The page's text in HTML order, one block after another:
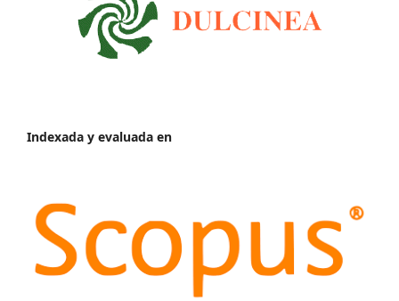
Indexada y evaluada en